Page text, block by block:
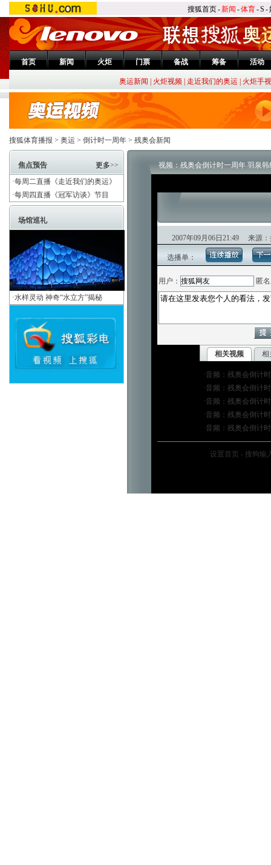
搜狐首页-新闻 -体育-S -
首页 新闻 火炬 门票 备战 筹备 活动
奥运新闻 火炬视频| 走近我们的奥运| 火炬手
搜狐体育播报 > 奥运 > 倒计时一周年 > 残奥会新闻
焦点预告 更多>>
·每周二直播《走近我们的奥运》
·每周四直播《冠军访谈》节目
场馆巡礼
·水样灵动 神奇“水立方”揭秘
视频：残奥会倒计时一周年 羽泉
2007年09月06日21:49 来源
选播单：
用户： 匿
相关视频 相
·音频：残奥会倒计
·音频：残奥会倒计
·音频：残奥会倒计
·音频：残奥会倒计
·音频：残奥会倒计
设置首页 - 搜狗输